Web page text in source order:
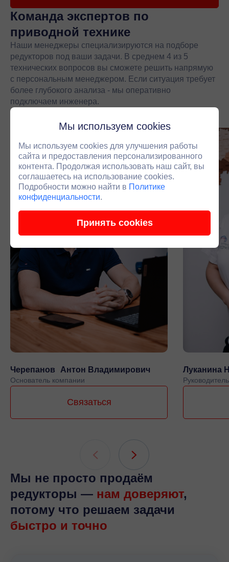
Команда экспертов по
приводной технике
Наши менеджеры специализируются на подборе
редукторов под ваши задачи. В среднем 4 из 5
технических вопросов вы сможете решить напрямую
с персональным менеджером. Если ситуация требует
более глубокого анализа - мы оперативно
подключаем инженера.
Черепанов Антон Владимирович
Основатель компании
Связаться
Луканина
Мы не просто продаём
редукторы — нам доверяют,
потому что решаем задачи
быстро и точно
Мы используем cookies
Мы используем cookies для улучшения работы
сайта и предоставления персонализированного
контента. Продолжая использовать наш сайт, вы
соглашаетесь на использование cookies.
Подробности можно найти в Политике
конфиденциальности.
Принять cookies